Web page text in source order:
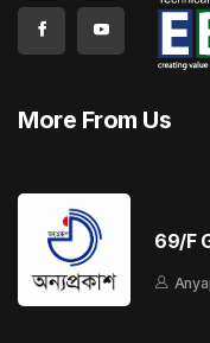
More From Us
69/F